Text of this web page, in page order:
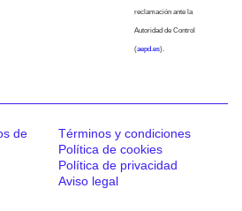
reclamación ante la
Autoridad de Control
(aepd.es).
de
Términos y condiciones
Política de cookies
Política de privacidad
Aviso legal